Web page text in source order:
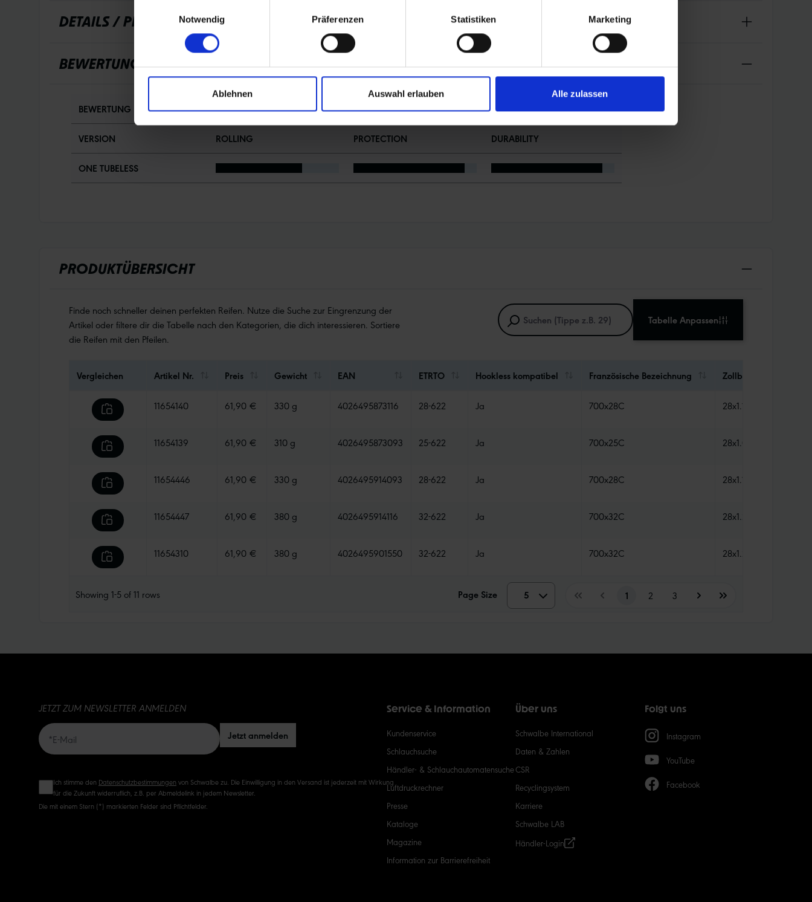
Notwendig
Präferenzen Statistiken Marketing
Ablehnen Auswahl erlauben Alle zulassen
DETAILS / PRODUKTDATEN
BEWERTUNGEN
BEWERTUNG
VERSION ROLLING PROTECTION DURABILITY
ONE TUBELESS
PRODUKTÜBERSICHT
Finde noch schneller deinen perfekten Reifen. Nutze die Suche zur Eingrenzung der
Artikel oder filtere dir die Tabelle nach den Kategorien, die dich interessieren. Sortiere
die Reifen mit den Pfeilen.
Tabelle Anpassen
Vergleichen Artikel Nr. Preis Gewicht EAN ETRTO Hookless kompatibel Französische Bezeichnung Zollbezeichnung
11654140 61,90 € 330 g 4026495873116 28-622 Ja 700x28C 28x1.10
11654139 61,90 € 310 g 4026495873093 25-622 Ja 700x25C 28x1.00
11654446 61,90 € 330 g 4026495914093 28-622 Ja 700x28C 28x1.10
11654447 61,90 € 380 g 4026495914116 32-622 Ja 700x32C 28x1.25
11654310 61,90 € 380 g 4026495901550 32-622 Ja 700x32C 28x1.25
Showing 1-5of11 rows Page Size 5 5
50
1 2 3
JETZT ZUM NEWSLETTER ANMELDEN
Jetzt anmelden
Ich stimme den Datenschutzbestimmungen von Schwalbe zu. Die Einwilligung in den Versand ist jederzeit mit Wirkung
für die Zukunft widerruflich, z.B. per Abmeldelink in jedem Newsletter.
Die mit einem Stern (*) markierten Felder sind Pflichtfelder.
Service & Information
Kundenservice
Schlauchsuche
Händler- & Schlauchautomatensuche
Luftdruckrechner
Presse
Kataloge
Magazine
Information zur Barrierefreiheit
Über uns
Schwalbe International
Daten & Zahlen
CSR
Recyclingsystem
Karriere
Schwalbe LAB
Händler-Login
Folgt uns
Instagram
YouTube
Facebook